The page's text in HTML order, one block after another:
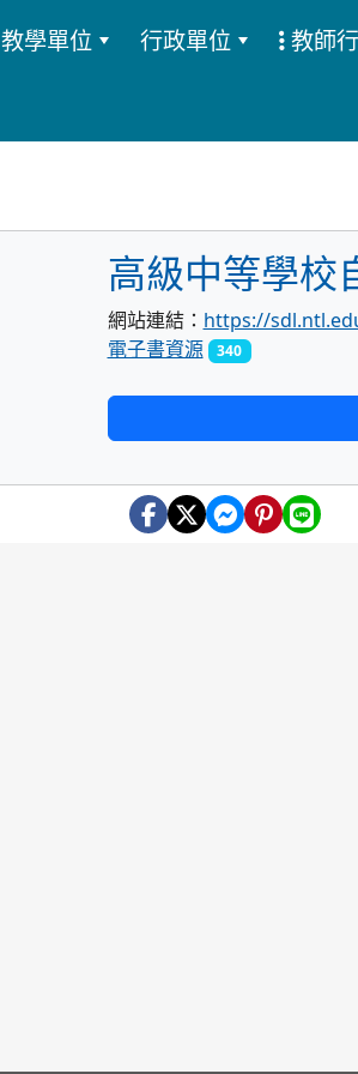
教學單位 行政單位 教師
高級中等學校
網站連結： https://
電子書資源
340